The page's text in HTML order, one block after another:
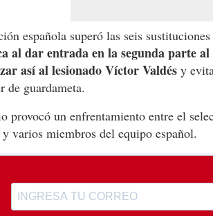
española superó las seis
al dar entrada en la segunda parte
así al lesionado Víctor Valdés y
de guardameta.
provocó un enfrentamiento entre el
varios miembros del equipo español.